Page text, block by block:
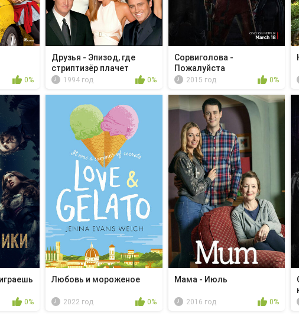
0%
Друзья - Эпизод, где
стриптизёр плачет
1994 год 0%
Сорвиголова -
Пожалуйста
2015 год 0%
0%
Любовь и мороженое
2022 год 0%
Мама - Июль
2016 год 0%